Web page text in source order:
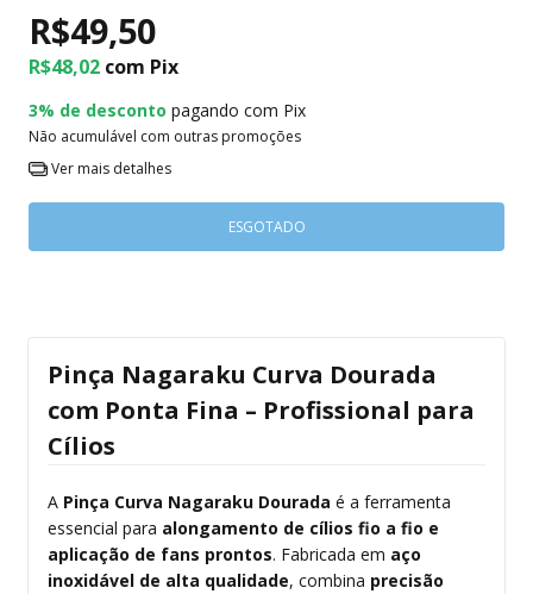
R$49,50
R$48,02 com Pix
3% de desconto pagando com Pix
Não acumulável com outras promoções
Ver mais detalhes
Pinça Nagaraku Curva Dourada
com Ponta Fina – Profissional para
Cílios
A Pinça Curva Nagaraku Dourada é a ferramenta
essencial para alongamento de cílios fio a fio e
aplicação de fans prontos. Fabricada em aço
inoxidável de alta qualidade, combina precisão